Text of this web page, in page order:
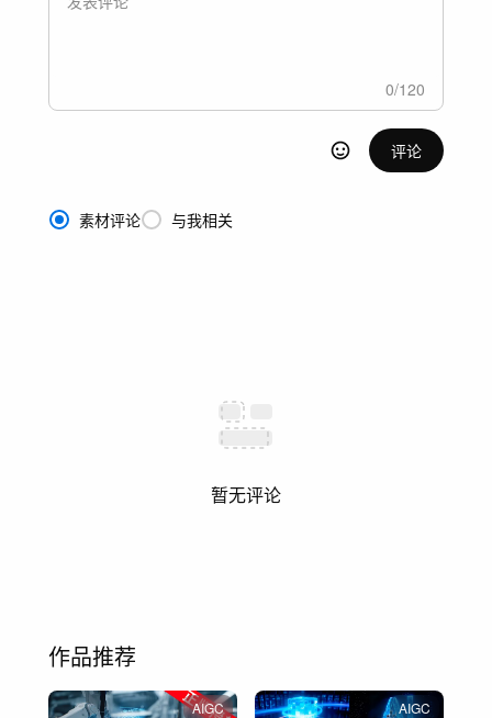
0/120
评论
素材评论 与我相关
暂无评论
作品推荐
AIGC AIGC